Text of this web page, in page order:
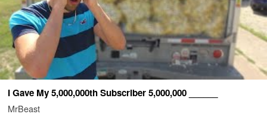
I Gave My 5,000,000th Subscriber 5,000,000 ______
MrBeast